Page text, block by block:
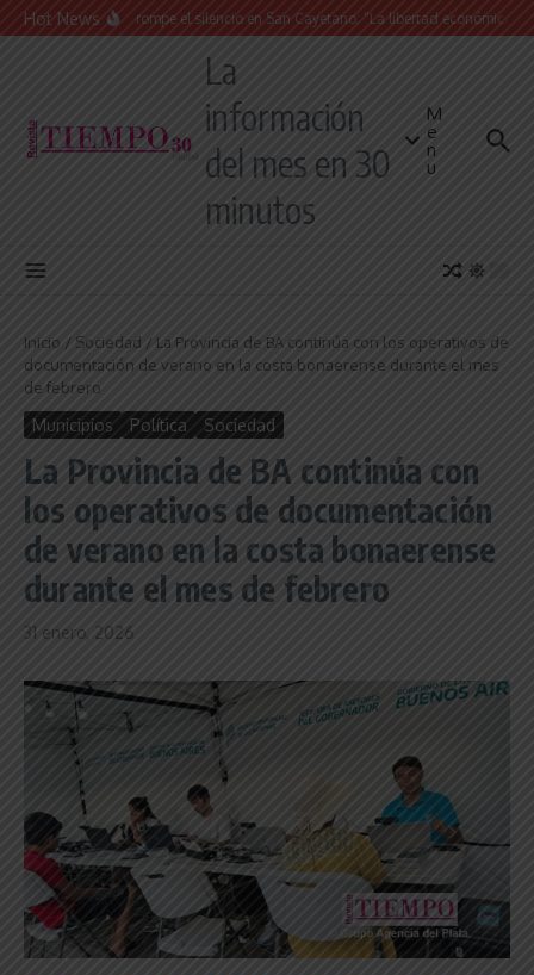
Saltar al contenido
Hot News
La Iglesia rompe el silencio en San Cayetano: “La libertad económica no
La
información
del mes en 30
minutos
M
e
n
u
Inicio / Sociedad / La Provincia de BA continúa con los operativos de
documentación de verano en la costa bonaerense durante el mes
de febrero
Municipios Política Sociedad
La Provincia de BA continúa con
los operativos de documentación
de verano en la costa bonaerense
durante el mes de febrero
31 enero, 2026